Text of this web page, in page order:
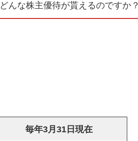
どんな株主優待が貰えるのですか？
毎年3月31日現在